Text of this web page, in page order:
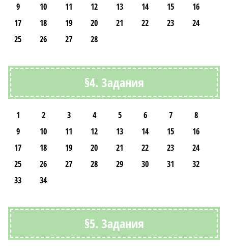
9
10 11 12 13 14 15
16
17
18 19 20 21 22 23
24
25
26 27 28
§4. Задания
1 2 3 4 5 6 7
8
9
10 11 12 13 14 15
16
17
18 19 20 21 22 23
24
25
26 27 28 29 30 31
32
33
34
§5. Задания